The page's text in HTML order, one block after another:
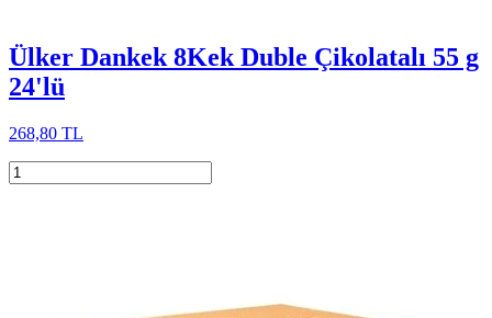
Ülker Dankek 8Kek Duble Çikolatalı 55 g
24'lü
268,80 TL